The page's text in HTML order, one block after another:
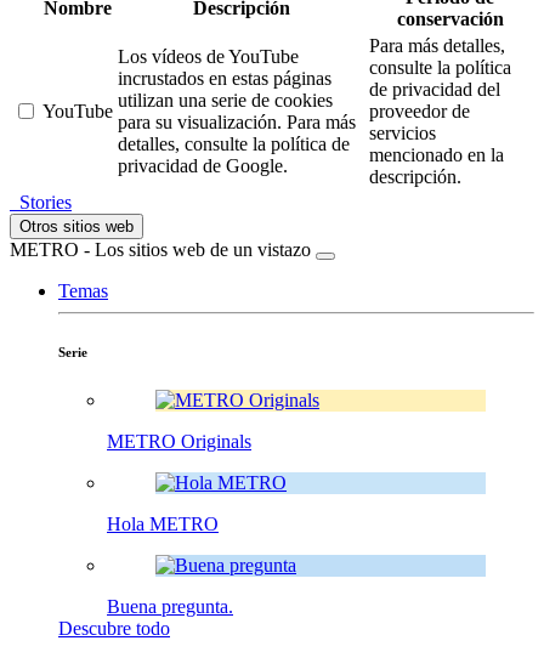
Nombre Descripción
conservación
YouTube
Los vídeos de YouTube
incrustados en estas páginas
utilizan una serie de cookies
para su visualización. Para más
detalles, consulte la política de
privacidad de Google.
Para más detalles,
consulte la política
de privacidad del
proveedor de
servicios
mencionado en la
descripción.
Stories
Otros sitios web
METRO - Los sitios web de un vistazo
Temas
Serie
METRO Originals
Hola METRO
Buena pregunta.
Descubre todo